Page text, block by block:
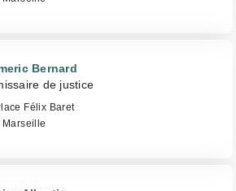
Bernard
de justice
Félix Baret
Marseille